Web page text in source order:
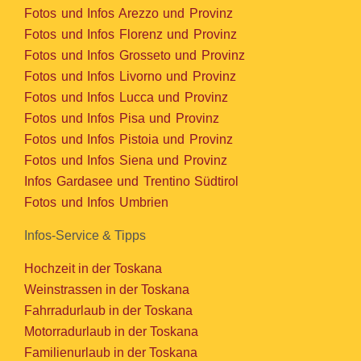
Fotos und Infos Arezzo und Provinz
Fotos und Infos Florenz und Provinz
Fotos und Infos Grosseto und Provinz
Fotos und Infos Livorno und Provinz
Fotos und Infos Lucca und Provinz
Fotos und Infos Pisa und Provinz
Fotos und Infos Pistoia und Provinz
Fotos und Infos Siena und Provinz
Infos Gardasee und Trentino Südtirol
Fotos und Infos Umbrien
Infos-Service & Tipps
Hochzeit in der Toskana
Weinstrassen in der Toskana
Fahrradurlaub in der Toskana
Motorradurlaub in der Toskana
Familienurlaub in der Toskana